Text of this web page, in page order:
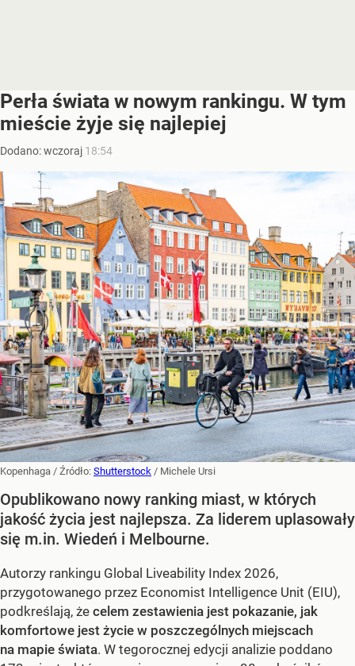
Perła świata w nowym rankingu. W tym
mieście żyje się najlepiej
Dodano:wczoraj 18:54
Kopenhaga / Źródło: Shutterstock / Michele Ursi
Opublikowano nowy ranking miast, w których
jakość życia jest najlepsza. Za liderem uplasowały
się m.in. Wiedeń i Melbourne.
Autorzy rankingu Global Liveability Index 2026,
przygotowanego przez Economist Intelligence Unit (EIU),
podkreślają, że celem zestawienia jest pokazanie, jak
komfortowe jest życie w poszczególnych miejscach
na mapie świata. W tegorocznej edycji analizie poddano